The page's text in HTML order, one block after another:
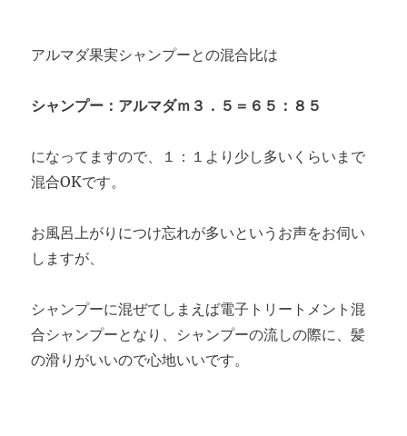
アルマダ果実シャンプーとの混合比は
シャンプー：アルマダｍ３．５＝６５：８５
になってますので、１：１より少し多いくらいまで
混合OKです。
お風呂上がりにつけ忘れが多いというお声をお伺い
しますが、
シャンプーに混ぜてしまえば電子トリートメント混
合シャンプーとなり、シャンプーの流しの際に、髪
の滑りがいいので心地いいです。